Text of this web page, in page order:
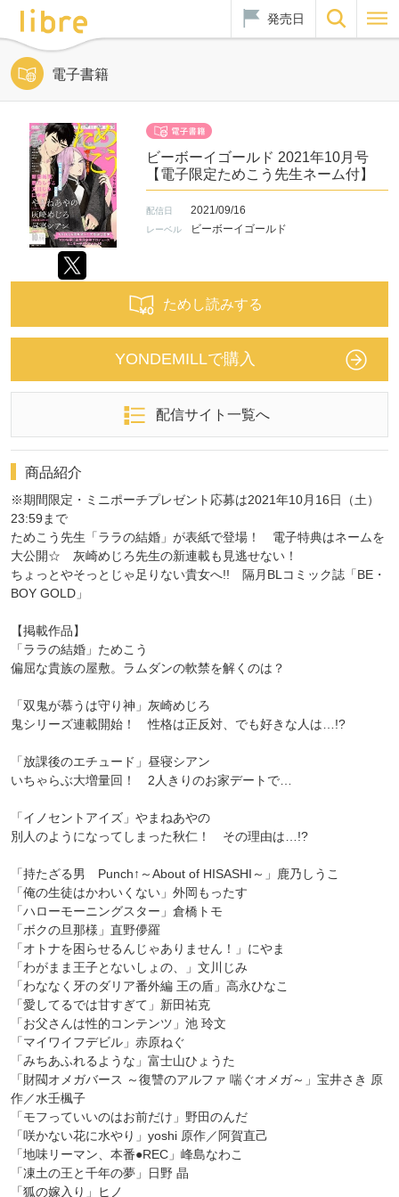
発売日
電子書籍
ビーボーイゴールド 2021年10月号
【電子限定ためこう先生ネーム付】
配信日 2021/09/16
レーベル ビーボーイゴールド
ためし読みする
YONDEMILLで購入
配信サイト一覧へ
商品紹介
※期間限定・ミニポーチプレゼント応募は2021年10月16日（土）
23:59まで
ためこう先生「ララの結婚」が表紙で登場！ 電子特典はネームを
大公開☆ 灰崎めじろ先生の新連載も見逃せない！
ちょっとやそっとじゃ足りない貴女へ!! 隔月BLコミック誌「BE・
BOY GOLD」
【掲載作品】
「ララの結婚」ためこう
偏屈な貴族の屋敷。ラムダンの軟禁を解くのは？
「双鬼が慕うは守り神」灰崎めじろ
鬼シリーズ連載開始！ 性格は正反対、でも好きな人は…!?
「放課後のエチュード」昼寝シアン
いちゃらぶ大増量回！ 2人きりのお家デートで…
「イノセントアイズ」やまねあやの
別人のようになってしまった秋仁！ その理由は…!?
「持たざる男 Punch↑～About of HISASHI～」鹿乃しうこ
「俺の生徒はかわいくない」外岡もったす
「ハローモーニングスター」倉橋トモ
「ボクの旦那様」直野儚羅
「オトナを困らせるんじゃありません！」にやま
「わがまま王子とないしょの、」文川じみ
「わななく牙のダリア番外編 王の盾」高永ひなこ
「愛してるでは甘すぎて」新田祐克
「お父さんは性的コンテンツ」池 玲文
「マイワイフデビル」赤原ねぐ
「みちあふれるような」富士山ひょうた
「財閥オメガバース ～復讐のアルファ 喘ぐオメガ～」宝井さき 原
作／水壬楓子
「モフっていいのはお前だけ」野田のんだ
「咲かない花に水やり」yoshi 原作／阿賀直己
「地味リーマン、本番●REC」峰島なわこ
「凍土の王と千年の夢」日野 晶
「狐の嫁入り」ヒノ